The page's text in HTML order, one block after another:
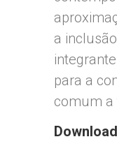
a
para a
comum a